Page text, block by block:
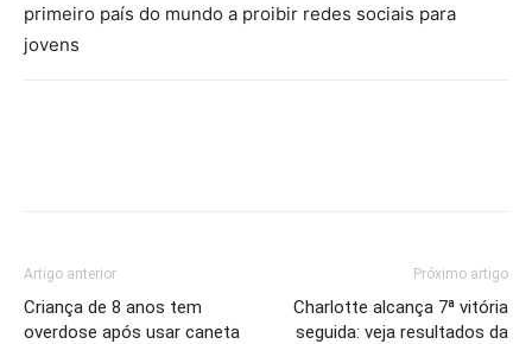
primeiro país do mundo a proibir redes sociais para
jovens
Artigo anterior
Criança de 8 anos tem
overdose após usar caneta
Próximo artigo
Charlotte alcança 7ª vitória
seguida: veja resultados da